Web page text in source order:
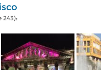
243):